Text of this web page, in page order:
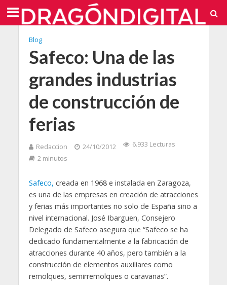
Blog
Safeco: Una de las
grandes industrias
de construcción de
ferias
Redaccion 24/10/2012
6.933 Lecturas
2 minutos
Safeco, creada en 1968 e instalada en Zaragoza,
es una de las empresas en creación de atracciones
y ferias más importantes no solo de España sino a
nivel internacional. José Ibarguen, Consejero
Delegado de Safeco asegura que “Safeco se ha
dedicado fundamentalmente a la fabricación de
atracciones durante 40 años, pero también a la
construcción de elementos auxiliares como
remolques, semirremolques o caravanas”.